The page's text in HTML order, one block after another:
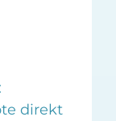
direkt